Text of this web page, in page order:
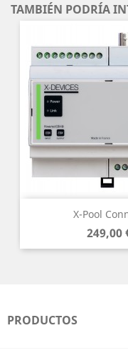
TAMBIÉN PODRÍA
X-Pool
Precio
249,00
PRODUCTOS